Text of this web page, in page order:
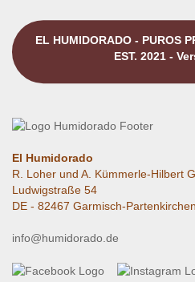
EL HUMIDORADO - PUROS
EST. 2021 -
El Humidorado
R. Loher und A. Kümmerle-Hilbert
Ludwigstraße 54
DE - 82467 Garmisch-Partenkirchen
info@humidorado.de